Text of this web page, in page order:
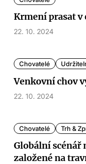
Krmení prasat v
22. 10. 2024
Chovatelé
Venkovní chov
22. 10. 2024
Chovatelé Trh &
Globální scénář
založené na